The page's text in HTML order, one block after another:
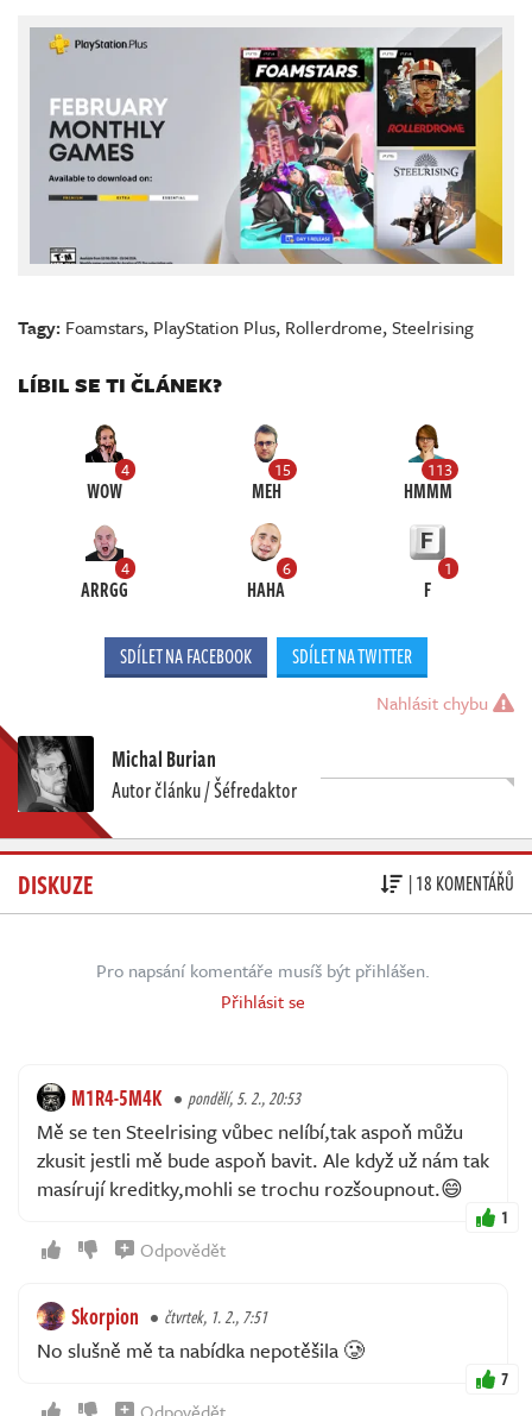
Tagy: Foamstars, PlayStation Plus, Rollerdrome,Steelrising
LÍBIL SE TI ČLÁNEK?
4
WOW
15
MEH
113
HMMM
4
ARRGG
6
HAHA
1
F
SDÍLET NA FACEBOOK SDÍLET NA TWITTER
Nahlásit chybu
Michal Burian
Autor článku / Šéfredaktor
DISKUZE | 18 KOMENTÁŘŮ
Pro napsání komentáře musíš být přihlášen.
Přihlásit se
M1R4-5M4K pondělí, 5. 2., 20:53
Mě se ten Steelrising vůbec nelíbí,tak aspoň můžu
zkusit jestli mě bude aspoň bavit. Ale když už nám tak
masírují kreditky,mohli se trochu rozšoupnout.😄
1
Odpovědět
Skorpion čtvrtek, 1. 2., 7:51
No slušně mě ta nabídka nepotěšila 🥲
7